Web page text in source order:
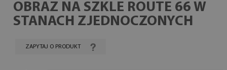
OBRAZ NA SZKLE ROUTE 66 W
STANACH ZJEDNOCZONYCH
ZAPYTAJ O PRODUKT